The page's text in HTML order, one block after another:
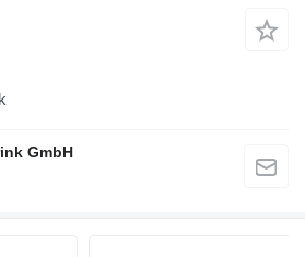
GmbH